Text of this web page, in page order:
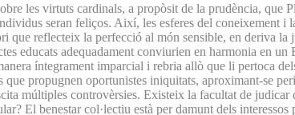
les virtuts cardinals, a propòsit de la prudència, que
seran feliços. Així, les esferes del coneixement
que reflecteix la perfecció al món sensible, en deriva
educats adequadament conviurien en harmonia en
íntegrament imparcial i rebria allò que li pertoca
que propugnen oportunistes iniquitats, aproximant-se
múltiples controvèrsies. Existeix la facultat de
El benestar col·lectiu està per damunt dels